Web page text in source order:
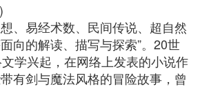
、易经术数、民间传说、超自然
向的解读、描写与探索”。20世
学兴起，在网络上发表的小说作
有剑与魔法风格的冒险故事，曾